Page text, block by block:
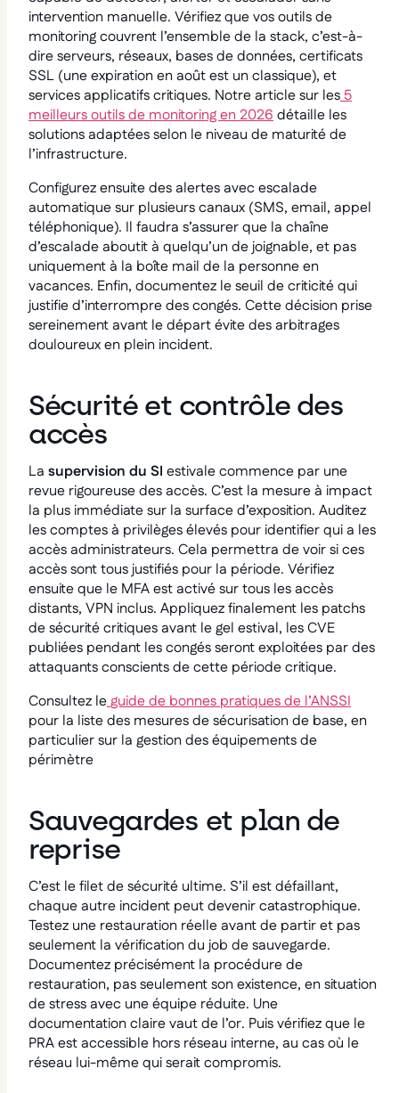
intervention manuelle. Vérifiez que vos outils de
monitoring couvrent l’ensemble de la stack, c’est-à-
dire serveurs, réseaux, bases de données, certificats
SSL (une expiration en août est un classique), et
services applicatifs critiques. Notre article sur les5
meilleurs outils de monitoring en 2026détaille les
solutions adaptées selon le niveau de maturité de
l’infrastructure.
Configurez ensuite des alertes avec escalade
automatique sur plusieurs canaux (SMS, email, appel
téléphonique). Il faudra s’assurer que la chaîne
d’escalade aboutit à quelqu’un de joignable, et pas
uniquement à la boîte mail de la personne en
vacances. Enfin, documentez le seuil de criticité qui
justifie d’interrompre des congés. Cette décision prise
sereinement avant le départ évite des arbitrages
douloureux en plein incident.
Sécurité et contrôle des
accès
La supervision du SI estivale commence par une
revue rigoureuse des accès. C’est la mesure à impact
la plus immédiate sur la surface d’exposition. Auditez
les comptes à privilèges élevés pour identifier qui a les
accès administrateurs. Cela permettra de voir si ces
accès sont tous justifiés pour la période. Vérifiez
ensuite que le MFA est activé sur tous les accès
distants, VPN inclus. Appliquez finalement les patchs
de sécurité critiques avant le gel estival, les CVE
publiées pendant les congés seront exploitées par des
attaquants conscients de cette période critique.
Consultez leguide de bonnes pratiques de l’ANSSI
pour la liste des mesures de sécurisation de base, en
particulier sur la gestion des équipements de
périmètre
Sauvegardes et plan de
reprise
C’est le filet de sécurité ultime. S’il est défaillant,
chaque autre incident peut devenir catastrophique.
Testez une restauration réelle avant de partir et pas
seulement la vérification du job de sauvegarde.
Documentez précisément la procédure de
restauration, pas seulement son existence, en situation
de stress avec une équipe réduite. Une
documentation claire vaut de l’or. Puis vérifiez que le
PRA est accessible hors réseau interne, au cas où le
réseau lui-même qui serait compromis.